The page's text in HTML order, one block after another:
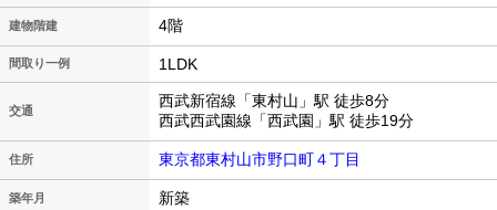
建物階建 4階
間取り一例 1LDK
交通
西武新宿線「東村山」駅 徒歩8分
西武西武園線「西武園」駅 徒歩19分
住所 東京都東村山市野口町４丁目
築年月 新築